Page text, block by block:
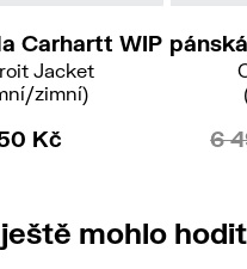
Carhartt WIP
Jacket
zimní)
Kč 6
mohlo hodit